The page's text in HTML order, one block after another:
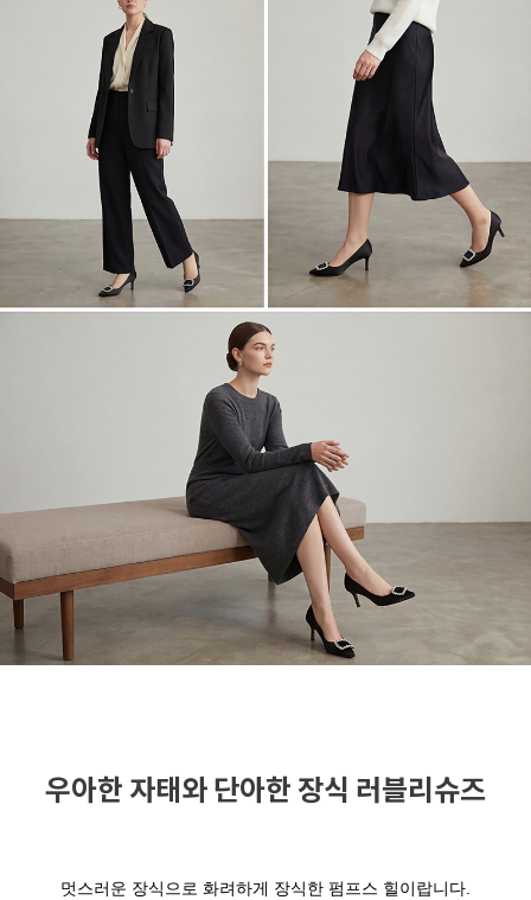
우아한 자태와 단아한 장식 러블리슈즈
멋스러운 장식으로 화려하게 장식한 펌프스 힐이랍니다.